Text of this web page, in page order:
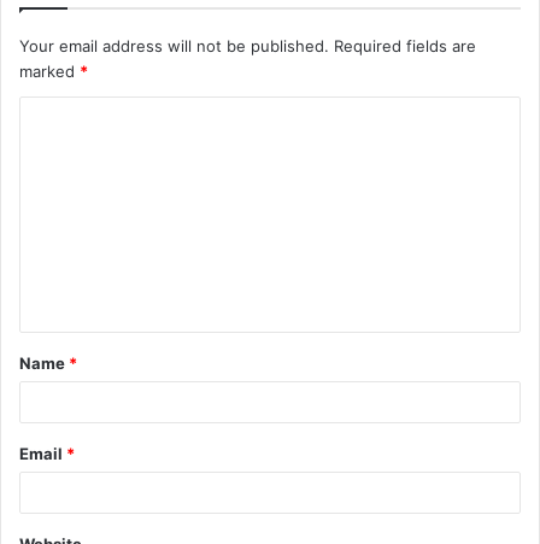
Your email address will not be published. Required fields are
marked *
t
*
Name *
Email *